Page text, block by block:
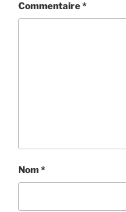
Commentaire*
Nom*